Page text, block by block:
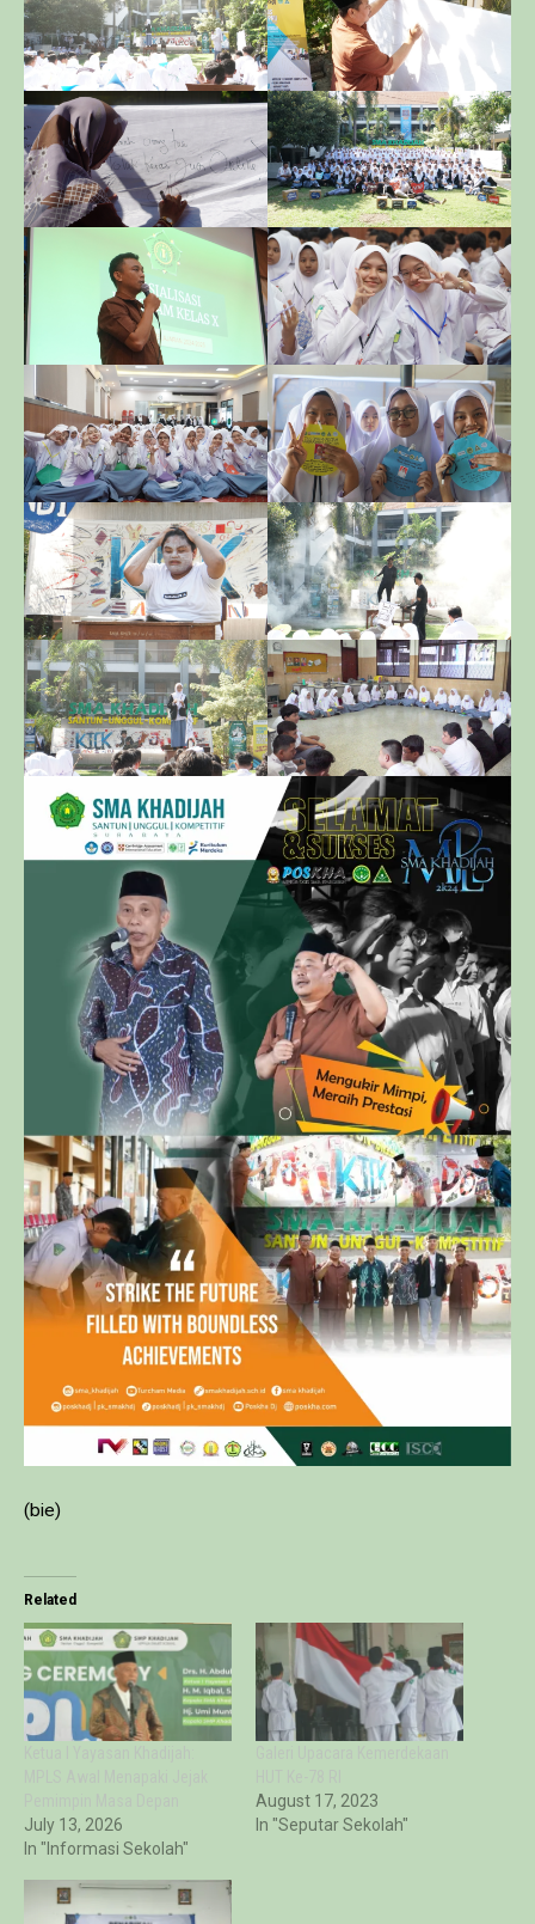
(bie)
Related
July 13, 2026
In "Informasi Sekolah"
August 17, 2023
In "Seputar Sekolah"